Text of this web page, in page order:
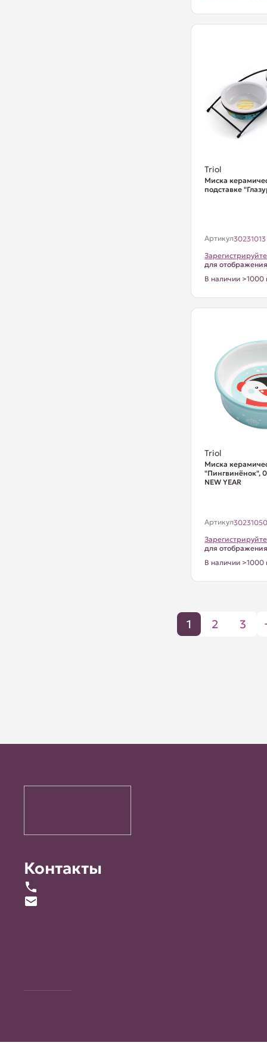
Triol
Миска
подставке
Артикул30231013
для
В наличии >1000
Triol
Миска
"Пингвинёнок",
NEW YEAR
Артикул
для
В наличии >1000
1 2 3
Контакты